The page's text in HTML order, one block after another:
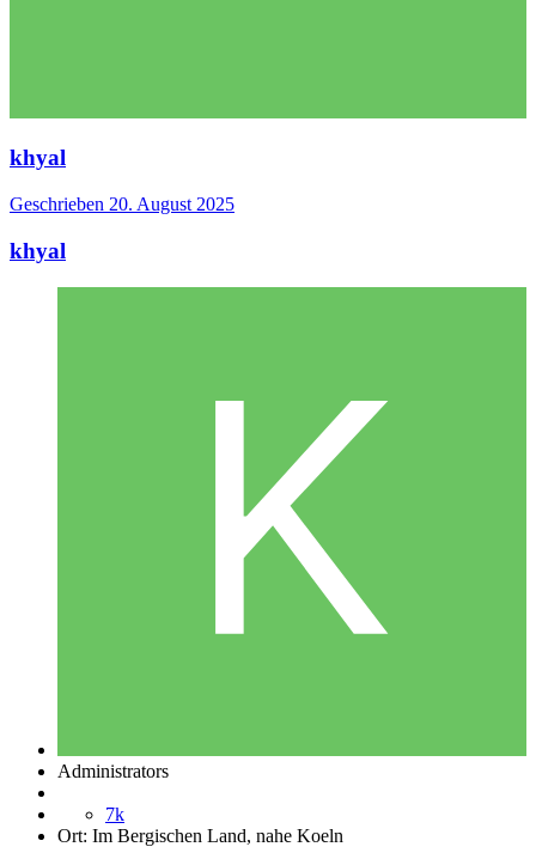
khyal
Geschrieben 20. August 2025
khyal
Administrators
7k
Ort: Im Bergischen Land, nahe Koeln